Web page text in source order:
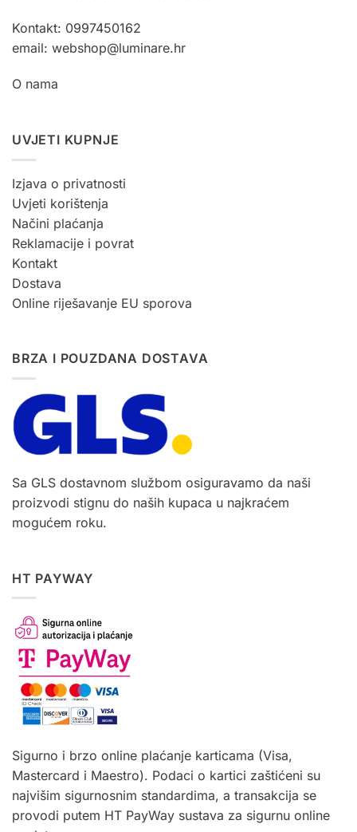
Kontakt: 0997450162
email: webshop@luminare.hr
O nama
UVJETI KUPNJE
Izjava o privatnosti
Uvjeti korištenja
Načini plaćanja
Reklamacije i povrat
Kontakt
Dostava
Online riješavanje EU sporova
BRZA I POUZDANA DOSTAVA
Sa GLS dostavnom službom osiguravamo da naši
proizvodi stignu do naših kupaca u najkraćem
mogućem roku.
HT PAYWAY
Sigurno i brzo online plaćanje karticama (Visa,
Mastercard i Maestro). Podaci o kartici zaštićeni su
najvišim sigurnosnim standardima, a transakcija se
provodi putem HT PayWay sustava za sigurnu online